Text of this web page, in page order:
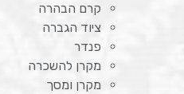
קרם הבהרה
ציוד הגברה
פנדר
מקרן להשכרה
מקרן ומסך